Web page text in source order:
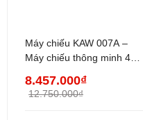
- 01 Dây nguồn
- 01 Cáp HDMI
- 01 Hướng dẫn sử dụng
Máy chiếu KAW 007A –
Máy chiếu thông minh 4K,
Bluetooth, WiFi, âm thanh
8.457.000₫
12.750.000₫